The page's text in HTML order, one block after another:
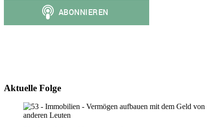
Aktuelle Folge